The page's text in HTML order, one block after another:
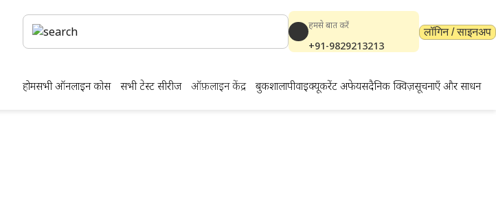
हमसे बात करें
+91-9829213213
लॉगिन / साइनअप
होमसभी ऑनलाइन कोर्स सभी टेस्ट सीरीज ऑफ़लाइन केंद्र बुकशालापीवाईक्यूकरेंट अफेयर्सदैनिक क्विज़सूचनाएँ और साधन